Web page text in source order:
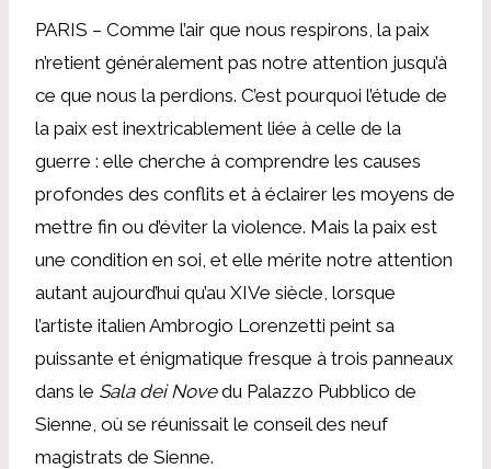
PARIS – Comme l’air que nous respirons, la paix
n’retient généralement pas notre attention jusqu’à
ce que nous la perdions. C’est pourquoi l’étude de
la paix est inextricablement liée à celle de la
guerre : elle cherche à comprendre les causes
profondes des conflits et à éclairer les moyens de
mettre fin ou d’éviter la violence. Mais la paix est
une condition en soi, et elle mérite notre attention
autant aujourd’hui qu’au XIVe siècle, lorsque
l’artiste italien Ambrogio Lorenzetti peint sa
puissante et énigmatique fresque à trois panneaux
dans le Sala dei Novedu Palazzo Pubblico de
Sienne, où se réunissait le conseil des neuf
magistrats de Sienne.